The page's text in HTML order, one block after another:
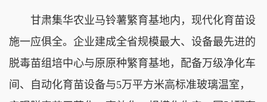
甘肃集华农业马铃薯繁育基地内，现代化育苗设
施一应俱全。企业建成全省规模最大、设备最先进的
脱毒苗组培中心与原原种繁育基地，配备万级净化车
间、自动化育苗设备与5万平方米高标准玻璃温室，